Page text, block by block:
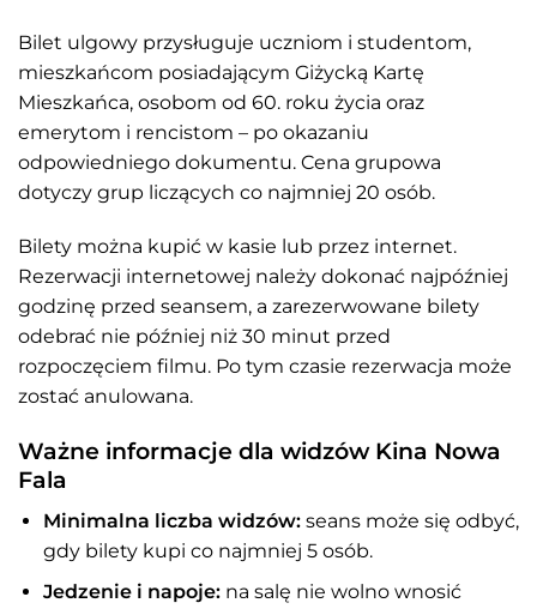
Bilet ulgowy przysługuje uczniom i studentom,
mieszkańcom posiadającym Giżycką Kartę
Mieszkańca, osobom od 60. roku życia oraz
emerytom i rencistom – po okazaniu
odpowiedniego dokumentu. Cena grupowa
dotyczy grup liczących co najmniej 20 osób.
Bilety można kupić w kasie lub przez internet.
Rezerwacji internetowej należy dokonać najpóźniej
godzinę przed seansem, a zarezerwowane bilety
odebrać nie później niż 30 minut przed
rozpoczęciem filmu. Po tym czasie rezerwacja może
zostać anulowana.
Ważne informacje dla widzów Kina Nowa
Fala
Minimalna liczba widzów:seans może się odbyć,
gdy bilety kupi co najmniej 5 osób.
Jedzenie i napoje:na salę nie wolno wnosić